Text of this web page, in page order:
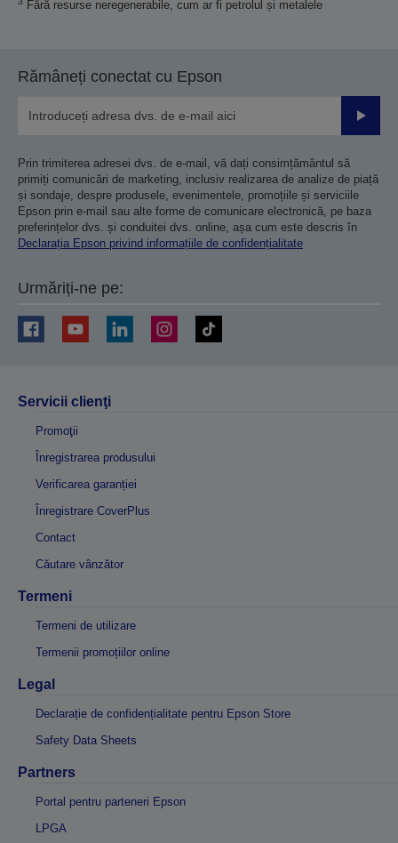
Fără resurse neregenerabile, cum ar fi petrolul și metalele
Rămâneți conectat cu Epson
Prin trimiterea adresei dvs. de e-mail, vă dați consimțământul să
primiți comunicări de marketing, inclusiv realizarea de analize de piață
și sondaje, despre produsele, evenimentele, promoțiile și serviciile
Epson prin e-mail sau alte forme de comunicare electronică, pe baza
preferințelor dvs. și conduitei dvs. online, așa cum este descris în
Declarația Epson privind informațiile de confidențialitate
Urmăriți-ne pe:
Servicii clienţi
Promoţii
Înregistrarea produsului
Verificarea garanției
Înregistrare CoverPlus
Contact
Căutare vânzător
Termeni
Termeni de utilizare
Termenii promoțiilor online
Legal
Declarație de confidențialitate pentru Epson Store
Safety Data Sheets
Partners
Portal pentru parteneri Epson
LPGA